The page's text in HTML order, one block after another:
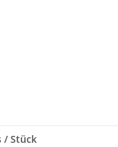
/ Stück